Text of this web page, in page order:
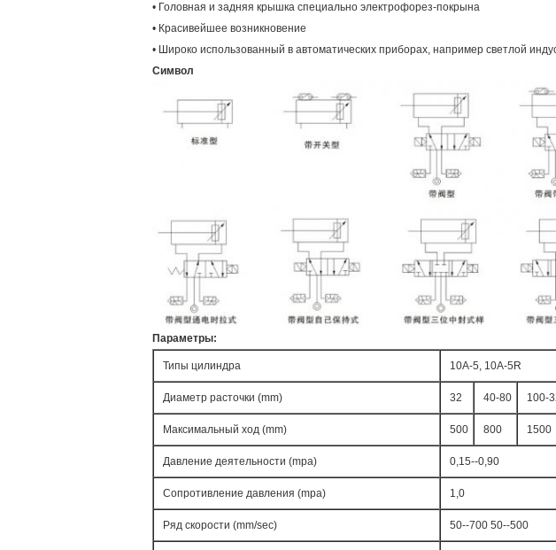
• Головная и задняя крышка специально электрофорез-покрына
• Красивейшее возникновение
• Широко использованный в автоматических приборах, например светлой
Символ
Параметры:
Типы цилиндра 10A-5, 10A-5R
Диаметр расточки (mm) 32 40-80 100-
Максимальный ход (mm) 500 800 1500
Давление деятельности (mpa) 0,15--0,90
Сопротивление давления (mpa) 1,0
Ряд скорости (mm/sec) 50--700 50--500